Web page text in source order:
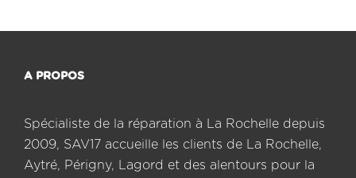
A PROPOS
Spécialiste de la réparation à La Rochelle depuis
2009, SAV17 accueille les clients de La Rochelle,
Aytré, Périgny, Lagord et des alentours pour la